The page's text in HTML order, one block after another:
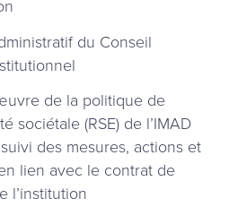
du Conseil
de la politique de
sociétale (RSE) de l’IMAD
des mesures, actions et
lien avec le contrat de
l’institution